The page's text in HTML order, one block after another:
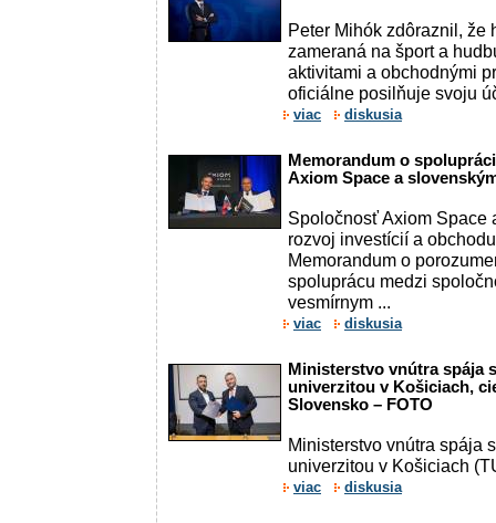
Peter Mihók zdôraznil, že
zameraná na šport a
aktivitami a obchodnými
oficiálne posilňuje svoju
viac diskusia
Memorandum o
Axiom Space a
Spoločnosť Axiom Space
rozvoj investícií a
Memorandum o
spoluprácu medzi
vesmírnym ...
viac diskusia
Ministerstvo vnútra spája
univerzitou v Košiciach,
Slovensko – FOTO
Ministerstvo vnútra spája
univerzitou v Košiciach
viac diskusia